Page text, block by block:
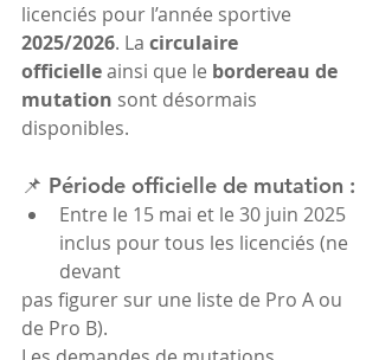
licenciés pour l’année sportive
2025/2026. La circulaire
officielle ainsi que le bordereau de
mutation sont désormais
disponibles.
📌 Période officielle de mutation :
Entre le 15 mai et le 30 juin 2025
inclus pour tous les licenciés (ne
devant
pas figurer sur une liste de Pro A ou
de Pro B).